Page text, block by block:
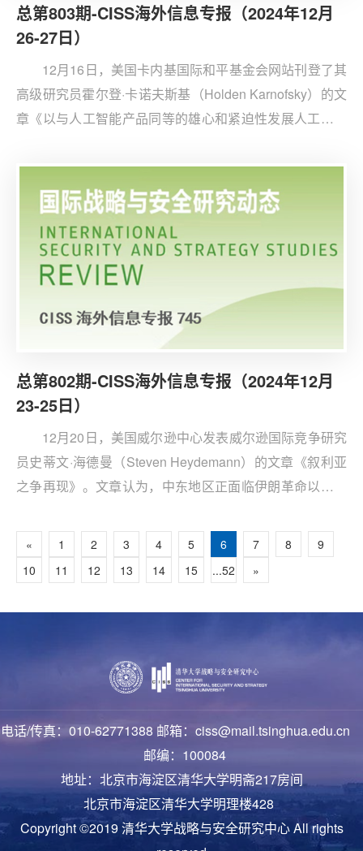
总第803期-CISS海外信息专报（2024年12月
26-27日）
12月16日，美国卡内基国际和平基金会网站刊登了其
高级研究员霍尔登·卡诺夫斯基（Holden Karnofsky）的文
章《以与人工智能产品同等的雄心和紧迫性发展人工智能
处于“初级阶段”，面对国际安全潜在威胁，政策制定者面
临提前规范可能阻碍技术进步与行动过慢可能容忍高风险
的两难局面。
总第802期-CISS海外信息专报（2024年12月
23-25日）
12月20日，美国威尔逊中心发表威尔逊国际竞争研究
员史蒂文·海德曼（Steven Heydemann）的文章《叙利亚
之争再现》。文章认为，中东地区正面临伊朗革命以来最
政治过渡。作者认为，叙利亚在阿萨德政权垮台后面临主
权被削弱、经济崩溃和社会分裂等严峻挑战，同时在国内
外力量干预下，过渡进程的可持续性面临巨大障碍。
« 1 2 3 4 5 6 7 8
9
10
11 12 13 14 15 ...52 »
电话/传真：010-62771388 邮箱：ciss@mail.tsinghua.edu.cn
邮编：100084
地址：北京市海淀区清华大学明斋217房间
北京市海淀区清华大学明理楼428
Copyright ©2019 清华大学战略与安全研究中心 All rights